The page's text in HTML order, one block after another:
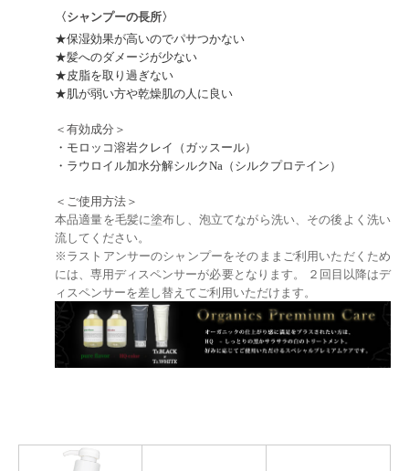
〈シャンプーの長所〉
★保湿効果が高いのでパサつかない
★髪へのダメージが少ない
★皮脂を取り過ぎない
★肌が弱い方や乾燥肌の人に良い
＜有効成分＞
・モロッコ溶岩クレイ（ガッスール）
・ラウロイル加水分解シルクNa（シルクプロテイン）
＜ご使用方法＞
本品適量を毛髪に塗布し、泡立てながら洗い、その後よく洗い
流してください。
※ ラストアンサーのシャンプーをそのままご利用いただくため
には、専用ディスペンサーが必要となります。 ２回目以降はデ
ィスペンサーを差し替えてご利用いただけます。